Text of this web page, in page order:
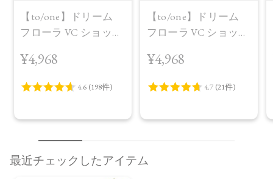
【to/one】ドリーム
フローラ VC ショット
¥4,968
【to/one】ドリーム
フローラ VC ショット
プラス＜限定品＞
¥4,968
最近チェックしたアイテム